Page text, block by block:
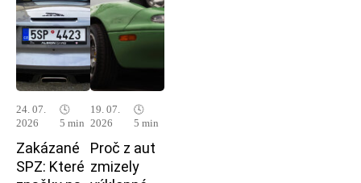
24. 07.
2026
🕓
5 min
Zakázané
SPZ: Které
19. 07.
2026
🕓
5 min
Proč z aut
zmizely